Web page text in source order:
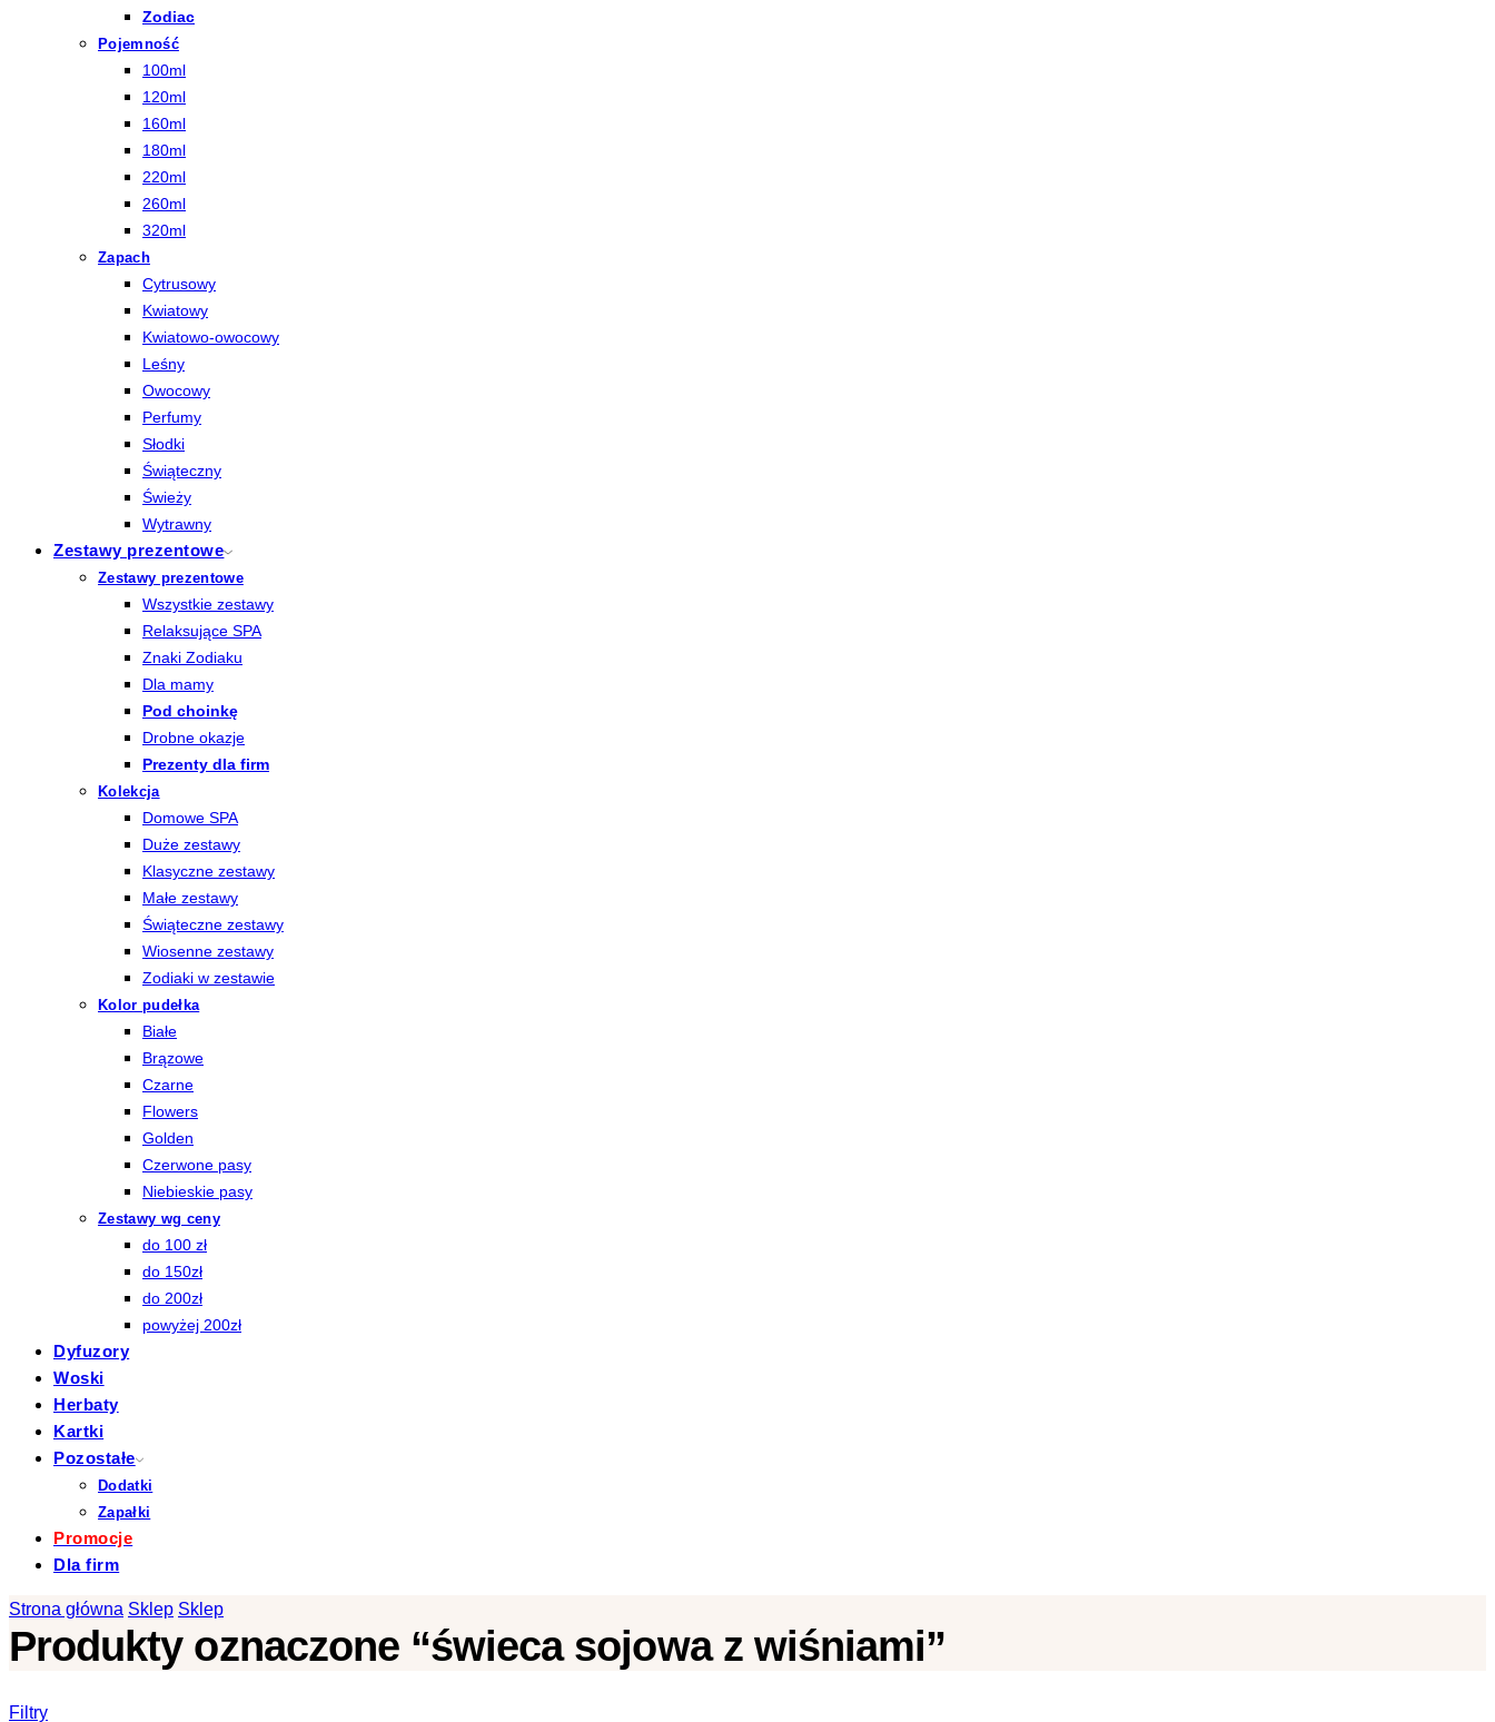
Zodiac
Pojemność
100ml
120ml
160ml
180ml
220ml
260ml
320ml
Zapach
Cytrusowy
Kwiatowy
Kwiatowo-owocowy
Leśny
Owocowy
Perfumy
Słodki
Świąteczny
Świeży
Wytrawny
Zestawy prezentowe
Zestawy prezentowe
Wszystkie zestawy
Relaksujące SPA
Znaki Zodiaku
Dla mamy
Pod choinkę
Drobne okazje
Prezenty dla firm
Kolekcja
Domowe SPA
Duże zestawy
Klasyczne zestawy
Małe zestawy
Świąteczne zestawy
Wiosenne zestawy
Zodiaki w zestawie
Kolor pudełka
Białe
Brązowe
Czarne
Flowers
Golden
Czerwone pasy
Niebieskie pasy
Zestawy wg ceny
do 100 zł
do 150zł
do 200zł
powyżej 200zł
Dyfuzory
Woski
Herbaty
Kartki
Pozostałe
Dodatki
Zapałki
Promocje
Dla firm
Strona główna Sklep Sklep
Produkty oznaczone “świeca sojowa z wiśniami”
Filtry